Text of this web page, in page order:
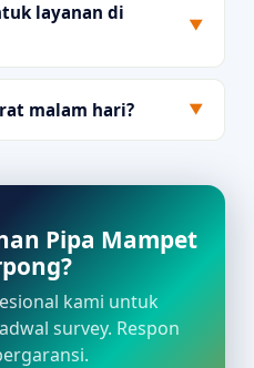
layanan di
▼
malam hari? ▼
Pipa Mampet
kami untuk
survey. Respon